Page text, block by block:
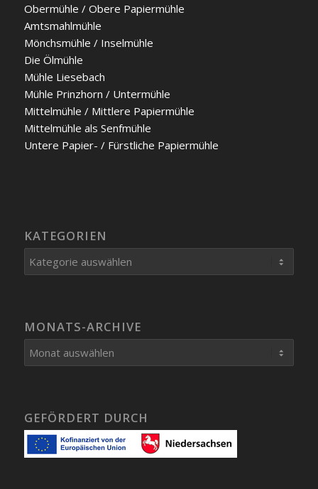
Ober­müh­le / Obe­re Papier­müh­le
Amts­mahl­müh­le
Mönchs­müh­le / Insel­müh­le
Die Ölmüh­le
Müh­le Liesebach
Müh­le Prinz­horn / Unter­müh­le
Mit­tel­müh­le / Mitt­le­re Papier­müh­le
Mit­tel­müh­le als Senf­mühle
Unte­re Papier- / Fürst­li­che Papier­müh­le
KATEGORIEN
MONATS-ARCHIVE
GEFÖRDERT DURCH